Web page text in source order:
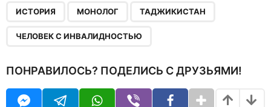
ИСТОРИЯ МОНОЛОГ ТАДЖИКИСТАН
ЧЕЛОВЕК С ИНВАЛИДНОСТЬЮ
ПОНРАВИЛОСЬ? ПОДЕЛИСЬ С ДРУЗЬЯМИ!